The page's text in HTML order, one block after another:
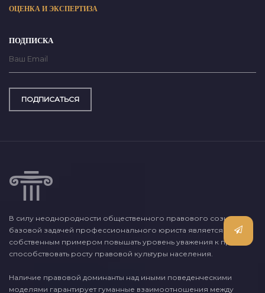
ОЦЕНКА И ЭКСПЕРТИЗА
ПОДПИСКА
ПОДПИСАТЬСЯ
В силу неоднородности общественного правового сознания,
базовой задачей профессионального юриста является
собственным примером повышать уровень уважения к праву и
способствовать росту правовой культуры населения.
Наличие правовой доминанты над иными поведенческими
моделями гарантирует гуманные взаимоотношения между